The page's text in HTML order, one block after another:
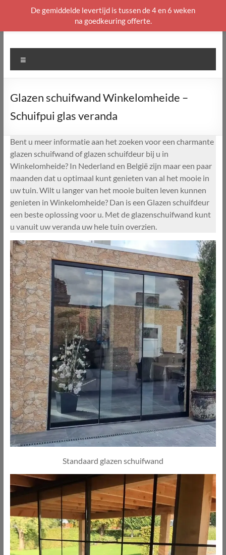
naar
Glazen schuifwand Winkelomheide –
Schuifpui glas veranda
Bent u meer informatie aan het zoeken voor een charmante
glazen schuifwand of glazen schuifdeur bij u in
Winkelomheide? In Nederland en België zijn maar een paar
maanden dat u optimaal kunt genieten van al het mooie in
uw tuin. Wilt u langer van het mooie buiten leven kunnen
genieten in Winkelomheide? Dan is een Glazen schuifdeur
een beste oplossing voor u. Met de glazenschuifwand kunt
u vanuit uw veranda uw hele tuin overzien.
Standaard glazen schuifwand
De gemiddelde levertijd is tussen de 4 en 6 weken
na goedkeuring offerte.